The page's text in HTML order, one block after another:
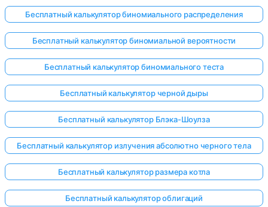
Бесплатный калькулятор биномиального распределения
Бесплатный калькулятор биномиальной вероятности
Бесплатный калькулятор биномиального теста
Бесплатный калькулятор черной дыры
Бесплатный калькулятор Блэка-Шоулза
Бесплатный калькулятор излучения абсолютно черного тела
Бесплатный калькулятор размера котла
Бесплатный калькулятор облигаций